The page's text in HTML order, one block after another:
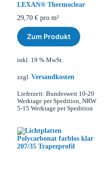
LEXAN® Thermoclear
29,70 € pro m²
Zum Produkt
inkl. 19 % MwSt.
zzgl. Versandkosten
Lieferzeit: Bundesweit 10-20
Werktage per Spedition, NRW
5-15 Werktage per Spedition